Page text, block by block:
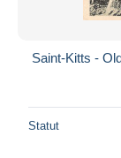
Saint-Kitts -
Statut